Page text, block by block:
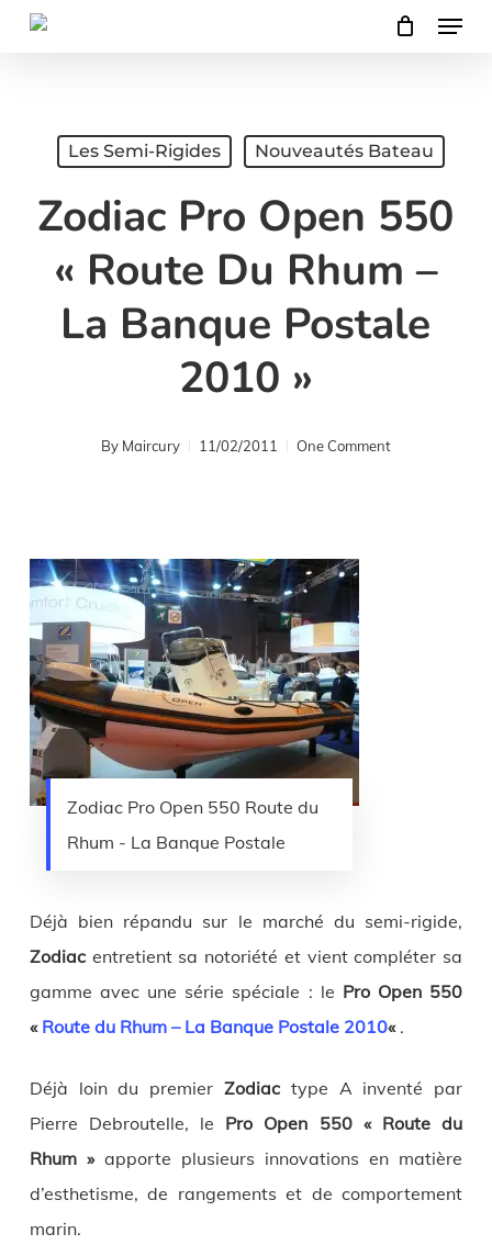
Skip
Menu
Les Semi-Rigides Nouveautés Bateau
Zodiac Pro Open 550
« Route Du Rhum –
La Banque Postale
2010 »
By Maircury 11/02/2011 One Comment
Zodiac Pro Open 550 Route du
Rhum - La Banque Postale
Déjà bien répandu sur le marché du semi-rigide,
Zodiacentretient sa notoriété et vient compléter sa
gamme avec une série spéciale : le Pro Open 550
« Route du Rhum – La Banque Postale 2010« .
Déjà loin du premier Zodiac type A inventé par
Pierre Debroutelle, le Pro Open 550 « Route du
Rhum »apporte plusieurs innovations en matière
d’esthetisme, de rangements et de comportement
marin.